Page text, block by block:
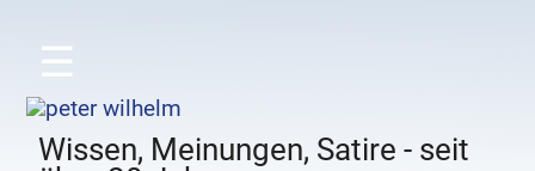
☰
Wissen, Meinungen, Satire - seit